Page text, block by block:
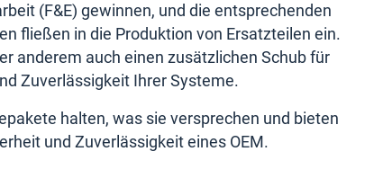
(F&E) gewinnen, und die entsprechenden
fließen in die Produktion von Ersatzteilen ein.
anderem auch einen zusätzlichen Schub für
Zuverlässigkeit Ihrer Systeme.
halten, was sie versprechen und bieten
und Zuverlässigkeit eines OEM.